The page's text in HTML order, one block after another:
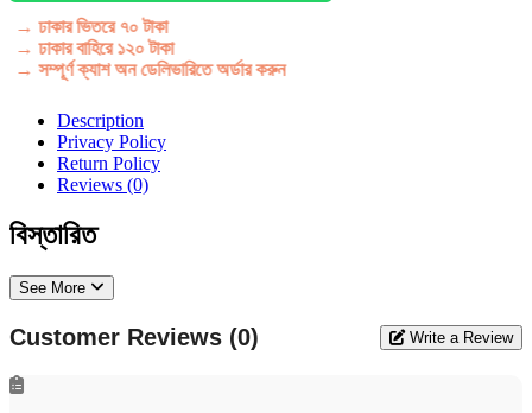
→ ঢাকার ভিতরে ৭০ টাকা
→ ঢাকার বাহিরে ১২০ টাকা
→ সম্পূর্ণ ক্যাশ অন ডেলিভারিতে অর্ডার করুন
Description
Privacy Policy
Return Policy
Reviews (0)
বিস্তারিত
See More
Customer Reviews (0) Write a Review